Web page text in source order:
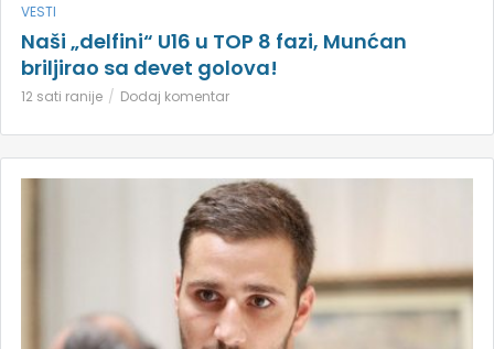
VESTI
Naši „delfini“ U16 u TOP 8 fazi, Munćan
briljirao sa devet golova!
12 sati ranije Dodaj komentar